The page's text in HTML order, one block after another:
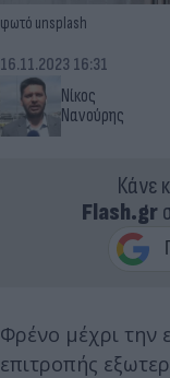
φωτό unsplash
Νίκος
Νανούρης
16.11.2023 16:31
Κάνε
Flash.gr
Φρένο μέχρι την
επιτροπής